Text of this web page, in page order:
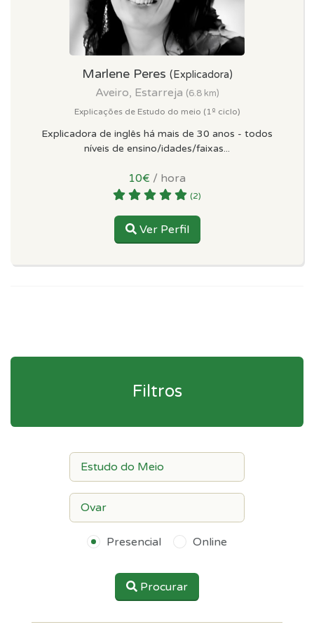
Marlene Peres (Explicadora)
Aveiro, Estarreja (6.8 km)
Explicações de Estudo do meio (1º ciclo)
Explicadora de inglês há mais de 30 anos - todos
níveis de ensino/idades/faixas...
10€ / hora
(2)
Ver Perfil
Filtros
Presencial Online
Procurar